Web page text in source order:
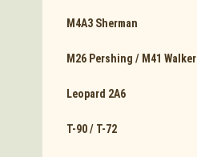
M4A3 Sherman
M26 Pershing / M41 Walker
Leopard 2A6
T-90 / T-72